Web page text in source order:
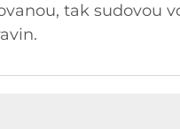
tak sudovou